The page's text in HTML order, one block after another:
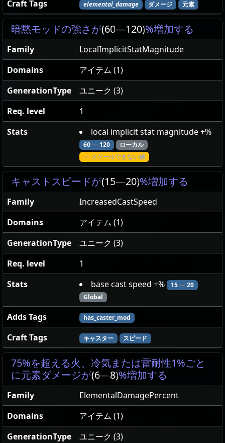
Craft Tags elemental_damage ダメージ 元素
暗黙モッドの強さが(60—120)%増加する
Family
LocalImplicitStatMagnitude
Domains
アイテム (1)
GenerationType
ユニーク (3)
Req. level
1
Stats
local implicit stat magnitude +%
60—120
ローカル
— スケールできない値
キャストスピードが(15—20)%増加する
Family
IncreasedCastSpeed
Domains
アイテム (1)
GenerationType
ユニーク (3)
Req. level
1
Stats
base cast speed +% 15—20
Global
Adds Tags has_caster_mod
Craft Tags キャスター スピード
75%を超える火、冷気または雷耐性1%ごと
に元素ダメージが(6—8)%増加する
Family
ElementalDamagePercent
Domains
アイテム (1)
GenerationType
ユニーク (3)